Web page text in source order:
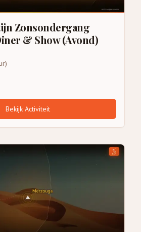
Zonsondergang
& Show (Avond)
Bekijk Activiteit